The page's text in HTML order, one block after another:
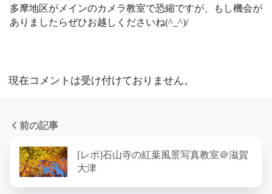
多摩地区がメインのカメラ教室で恐縮ですが、もし機会が
ありましたらぜひお越しくださいね(^_^)/
現在コメントは受け付けておりません。
前の記事
[レポ]石山寺の紅葉風景写真教室＠滋賀
大津